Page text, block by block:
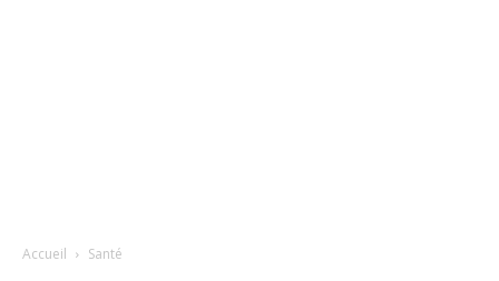
Accueil Santé